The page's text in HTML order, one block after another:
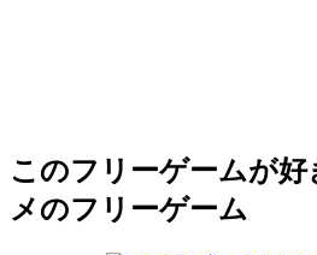
このフリーゲームが
メのフリーゲーム